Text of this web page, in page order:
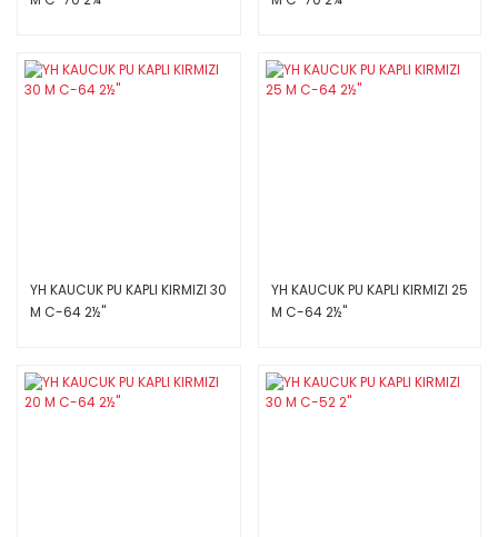
YH KAUCUK PU KAPLI KIRMIZI 30
M C-64 2½''
YH KAUCUK PU KAPLI KIRMIZI 25
M C-64 2½''